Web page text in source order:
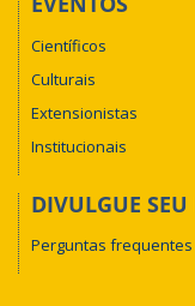
Científicos
Culturais
Extensionistas
Institucionais
DIVULGUE SEU
Perguntas frequentes